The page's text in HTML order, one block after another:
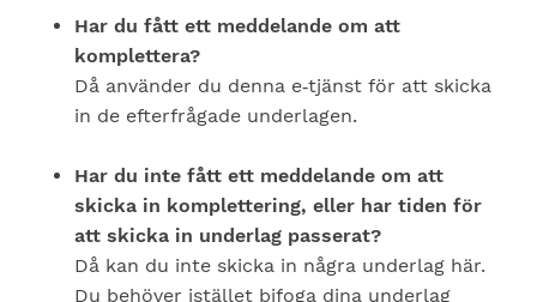
Har du fått ett meddelande om att
komplettera?
Då använder du denna e‑tjänst för att skicka
in de efterfrågade underlagen.
Har du inte fått ett meddelande om att
skicka in komplettering, eller har tiden för
att skicka in underlag passerat?
Då kan du inte skicka in några underlag här.
Du behöver istället bifoga dina underlag